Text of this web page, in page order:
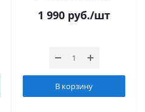
1 990 руб./шт
В корзину